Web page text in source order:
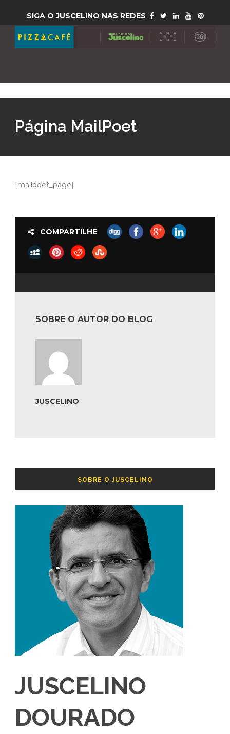
SIGA O JUSCELINO NAS REDES
Página MailPoet
[mailpoet_page]
COMPARTILHE
SOBRE O AUTOR DO BLOG
JUSCELINO
SOBRE O JUSCELINO
JUSCELINO
DOURADO